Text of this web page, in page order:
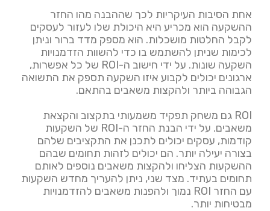
אחת הסיבות העיקריות לכך שההבנה מהו החזר
ההשקעה הוא מכריע היא היכולת שלו לעזור לעסקים
לקבל החלטות מושכלות. הוא מספק מדד ברור וניתן
לכימות שניתן להשתמש בו כדי להשוות הזדמנויות
השקעה שונות. על ידי חישוב ה-ROI של כל אפשרות,
ארגונים יכולים לקבוע איזו השקעה תספק את התשואה
הגבוהה ביותר ולהקצות משאבים בהתאם.
ROI גם משחק תפקיד משמעותי בתקצוב והקצאת
משאבים. על ידי הבנת החזר ה-ROI של השקעות
קודמות, עסקים יכולים לתכנן את התקציבים שלהם
בצורה יעילה יותר. הם יכולים לזהות תחומים שבהם
ההשקעות הצליחו ולהקצות משאבים נוספים לאותם
תחומים בעתיד. מצד שני, ניתן להעריך מחדש השקעות
עם החזר ROI נמוך ולהפנות משאבים להזדמנויות
מבטיחות יותר.